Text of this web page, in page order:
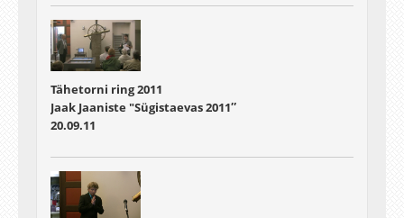
Tähetorni ring 2011
Jaak Jaaniste "Sügistaevas 2011″
20.09.11